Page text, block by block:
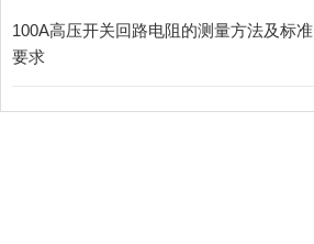
100A高压开关回路电阻的测量方法及标准
要求